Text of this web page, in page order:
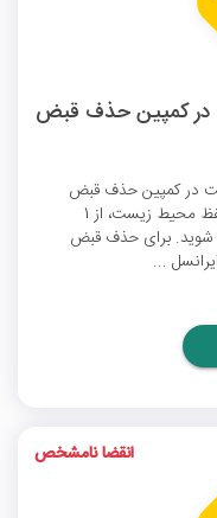
در کمپین حذف قبض
در کمپین حذف قبض
کاغذی سیم‌کارت خود، علاوه بر مشارکت در حفظ محیط زیست، از 1
شوید. برای حذف قبض
...
انقضا نامشخص